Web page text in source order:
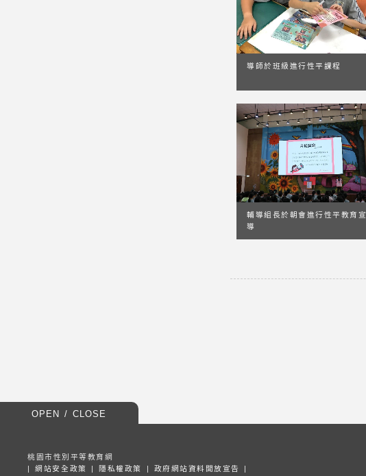
導師於班級進行性平課程
輔導組長於朝會進行性平教育宣
導
OPEN / CLOSE
桃園市性別平等教育網
|網站安全政策 隱私權政策 政府網站資料開放宣告